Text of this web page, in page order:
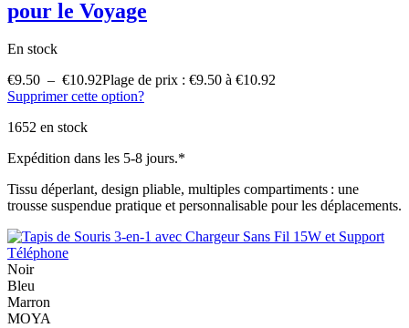
pour le Voyage
En stock
€9.50 – €10.92Plage de prix : €9.50 à €10.92
Supprimer cette option?
1652 en stock
Expédition dans les 5-8 jours.*
Tissu déperlant, design pliable, multiples compartiments : une
trousse suspendue pratique et personnalisable pour les déplacements.
Noir
Bleu
Marron
MOYA